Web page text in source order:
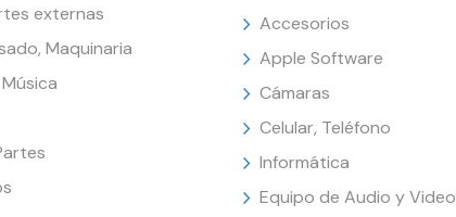
externas
Maquinaria
Accesorios
Apple Software
Cámaras
Celular, Teléfono
Informática
Equipo de Audio y Video